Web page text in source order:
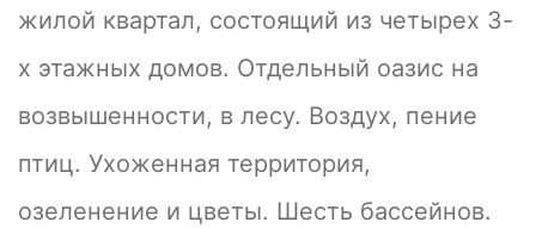
жилой квартал, состоящий из четырех 3-
х этажных домов. Отдельный оазис на
возвышенности, в лесу. Воздух, пение
птиц. Ухоженная территория,
озеленение и цветы. Шесть бассейнов.